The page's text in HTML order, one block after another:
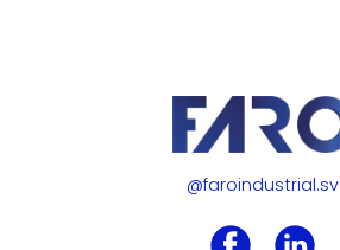
@faroindustrial.sv